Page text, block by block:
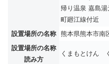
帰り温泉 嘉島
町廻江線付近
設置場所の名称
熊本県熊本市南
設置場所の名称
読み方
くまもとけん